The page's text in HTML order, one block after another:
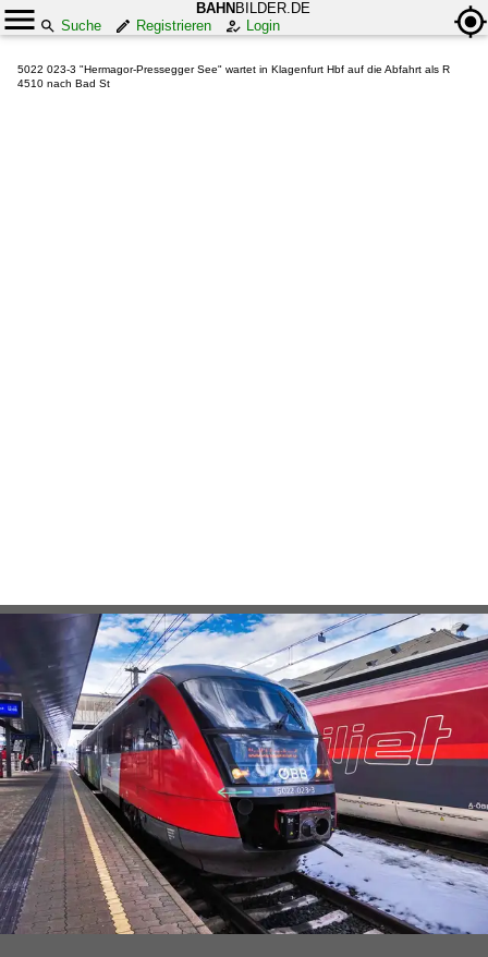
BAHN BILDER.DE
Suche
Registrieren Login
5022 023-3 "Hermagor-Pressegger See" wartet in Klagenfurt Hbf auf die Abfahrt als R
4510 nach Bad St